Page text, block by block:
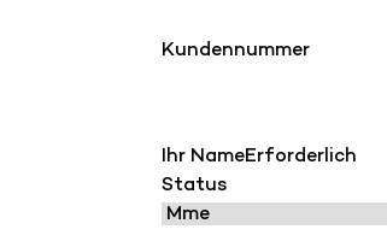
Kundennummer
Ihr NameErforderlich
Status